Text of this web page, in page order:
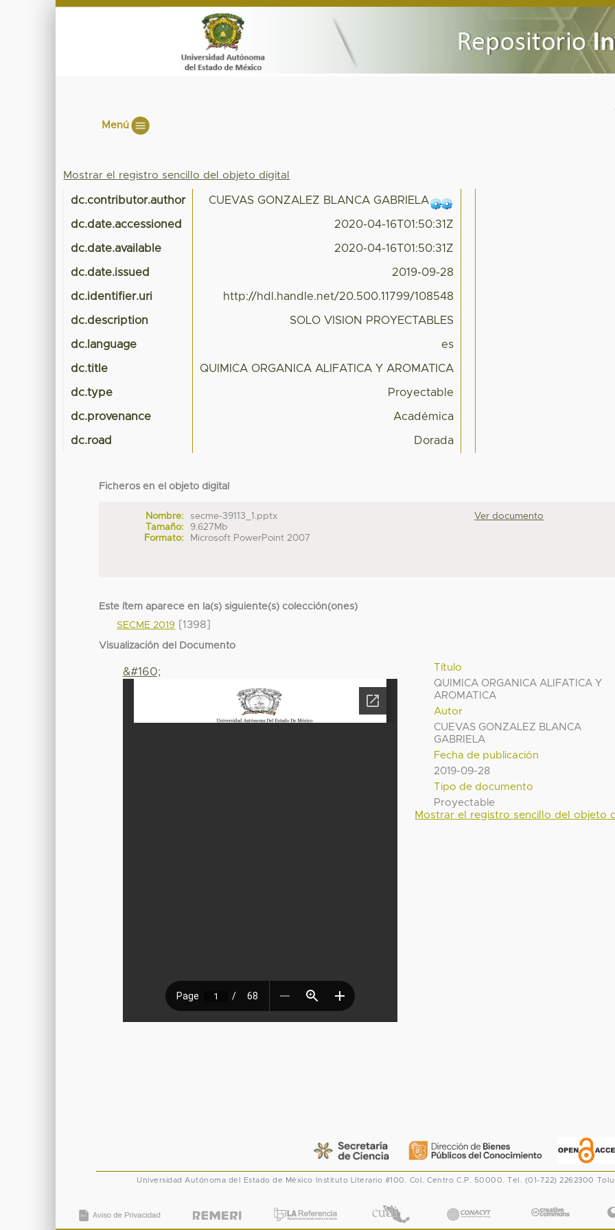
Menú
Mostrar el registro sencillo del objeto digital
dc.contributor.author CUEVAS GONZALEZ BLANCA GABRIELA
dc.date.accessioned 2020-04-16T01:50:31Z
dc.date.available 2020-04-16T01:50:31Z
dc.date.issued 2019-09-28
dc.identifier.uri http://hdl.handle.net/20.500.11799/108548
dc.description SOLO VISION PROYECTABLES
dc.language es
dc.title QUIMICA ORGANICA ALIFATICA Y AROMATICA
dc.type Proyectable
dc.provenance Académica
dc.road Dorada
Ficheros en el objeto digital
Nombre:
secme-39113_1.pptx
Tamaño:
9.627Mb
Formato:
Microsoft PowerPoint 2007
Ver documento
Este ítem aparece en la(s) siguiente(s) colección(ones)
SECME 2019
[1398]
Visualización del Documento
Título
QUIMICA ORGANICA ALIFATICA Y
AROMATICA
Autor
CUEVAS GONZALEZ BLANCA
GABRIELA
Fecha de publicación
2019-09-28
Tipo de documento
Proyectable
&#160;
Mostrar el registro sencillo del objeto
Universidad Autónoma del Estado de México Instituto Literario #100. Col. Centro C.P. 50000. Tel. (01-722) 2262300